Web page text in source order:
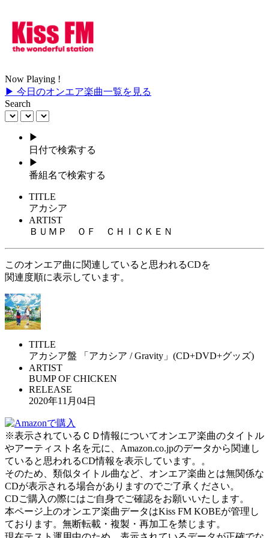
Now Playing !
▶ 今日のオンエア楽曲一覧を見る
Search
▶
日付で検索する
▶
番組名で検索する
TITLE
アカシア
ARTIST
ＢＵＭＰ ＯＦ ＣＨＩＣＫＥＮ
このオンエア曲に関連していると思われるCDを
関連度順に表示しています。
TITLE
アカシア盤 「アカシア / Gravity」(CD+DVD+グッズ)
ARTIST
BUMP OF CHICKEN
RELEASE
2020年11月04日
※表示されているＣＤ情報についてオンエア楽曲のタイトル
やアーティスト名を元に、Amazon.co.jpのデータから関連し
ていると思われるCD情報を表示しています。。
そのため、類似タイトル曲など、オンエア楽曲とは無関係な
CDが表示される場合がありますのでご了承ください。
CDご購入の際にはご自身でご確認をお願いいたします。
本ページ上のオンエア楽曲データはKiss FM KOBEが管理し
ております。無断転載・複製・再加工を禁じます。